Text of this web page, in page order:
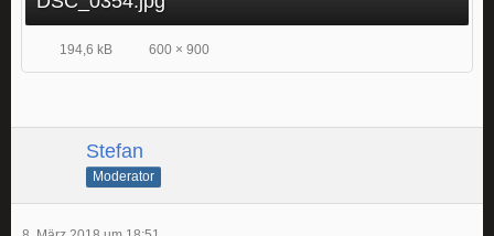
194,6 kB 600 × 900
Stefan
Moderator